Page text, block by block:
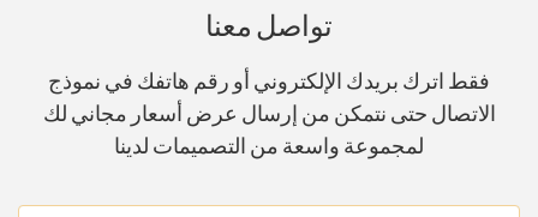
تواصل معنا
فقط اترك بريدك الإلكتروني أو رقم هاتفك في نموذج
الاتصال حتى نتمكن من إرسال عرض أسعار مجاني لك
لمجموعة واسعة من التصميمات لدينا